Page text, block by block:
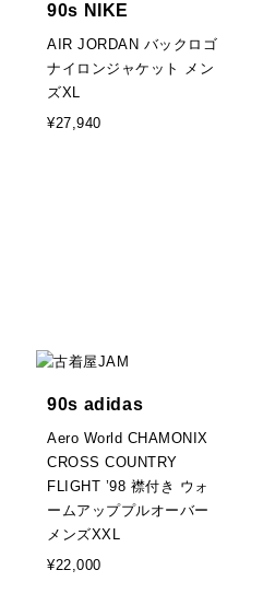
90s NIKE
AIR JORDAN バックロゴ
ナイロンジャケット メン
ズXL
¥27,940
90s adidas
Aero World CHAMONIX
CROSS COUNTRY
FLIGHT ’98 襟付き ウォ
ームアッププルオーバー
メンズXXL
¥22,000